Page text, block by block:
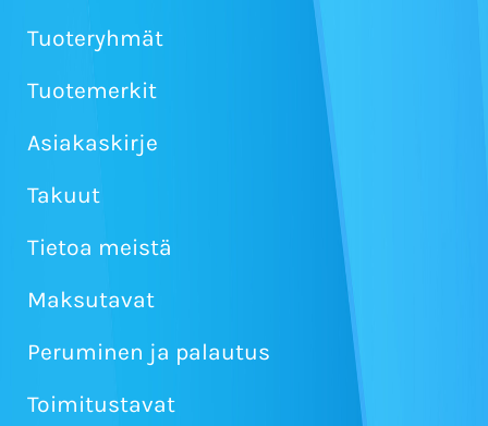
Tuoteryhmät
Tuotemerkit
Asiakaskirje
Takuut
Tietoa meistä
Maksutavat
Peruminen ja palautus
Toimitustavat